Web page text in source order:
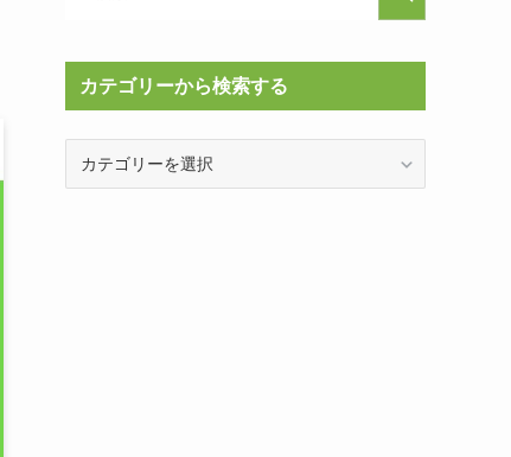
カテゴリーから検索する